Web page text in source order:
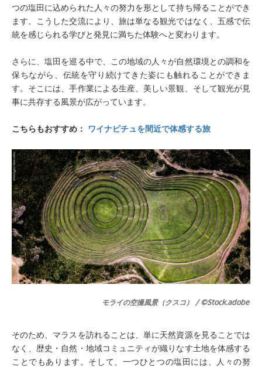
つの塩田に込められた人々の努力を形として持ち帰ることができ
ます。こうした交流により、旅は単なる観光ではなく、五感で伝
統を感じられる学びと発見に満ちた体験へと変わります。
さらに、塩田を巡る中で、この地域の人々が自然環境との調和を
保ちながら、伝統を守り続けてきた姿にも触れることができま
す。そこには、手作業による生産、美しい景観、そして観光が見
事に共存する風景が広がっています。
こちらもおすすめ： ワイナピチュを間近で体感する旅
モライの空撮風景（クスコ） / ©Stock.adobe
そのため、マラスを訪れることは、単に天然資源を見ることでは
なく、歴史・自然・地域コミュニティが織りなす土地を体感する
ことでもあります。そして、一つひとつの塩田には、人々の努